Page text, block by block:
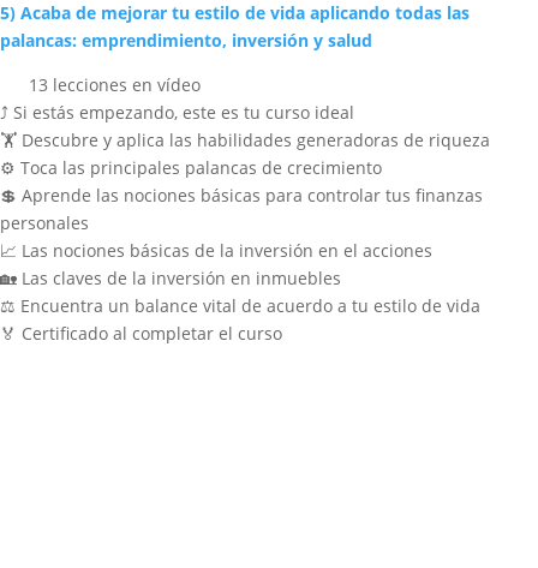
5) Acaba de mejorar tu estilo de vida aplicando todas las
palancas: emprendimiento, inversión y salud
13 lecciones en vídeo
⤴ Si estás empezando, este es tu curso ideal
🏋️ Descubre y aplica las habilidades generadoras de riqueza
⚙️ Toca las principales palancas de crecimiento
💲 Aprende las nociones básicas para controlar tus finanzas
personales
📈 Las nociones básicas de la inversión en el acciones
🏡 Las claves de la inversión en inmuebles
⚖️ Encuentra un balance vital de acuerdo a tu estilo de vida
🏅 Certificado al completar el curso